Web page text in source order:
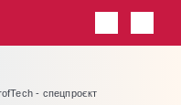
- спецпроєкт